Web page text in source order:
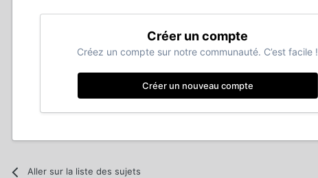
Créer un compte
Créez un compte sur notre communauté. C’est facile !
Créer un nouveau compte
Aller sur la liste des sujets